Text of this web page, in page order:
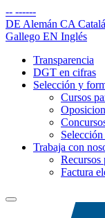
-- ------
DE Alemán CA
Gallego EN Inglés
Transparencia
DGT en cifras
Selección y
Cursos
Trabaja con
Recursos
Factura